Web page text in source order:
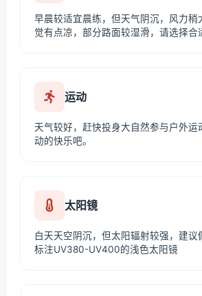
早晨较适宜晨练，但天气阴沉，风力稍
觉有点凉，部分路面较湿滑，请选择合
运动
天气较好，赶快投身大自然参与户外运
动的快乐吧。
太阳镜
白天天空阴沉，但太阳辐射较强，建议
标注UV380-UV400的浅色太阳镜